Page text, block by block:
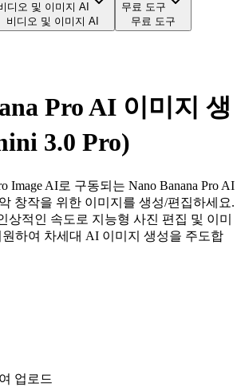
디오 및 이미지 AI
비디오 및 이미지 AI
무료 도구
무료 도구
Pro AI 이미지 생
3.0 Pro)
Image AI로 구동되는 Nano Banana Pro AI
창작을 위한 이미지를 생성/편집하세요.
상적인 속도로 지능형 사진 편집 및 이미
하여 차세대 AI 이미지 생성을 주도합
업로드